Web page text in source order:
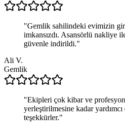
"Gemlik sahilindeki evimizin
imkansızdı. Asansörlü nakliye
güvenle indirildi."
Ali V.
Gemlik
"Ekipleri çok kibar ve
yerleştirilmesine kadar
teşekkürler."